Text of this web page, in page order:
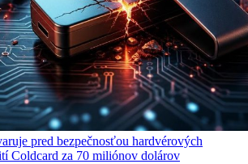
pred bezpečnosťou hardvérových
Coldcard za 70 miliónov dolárov